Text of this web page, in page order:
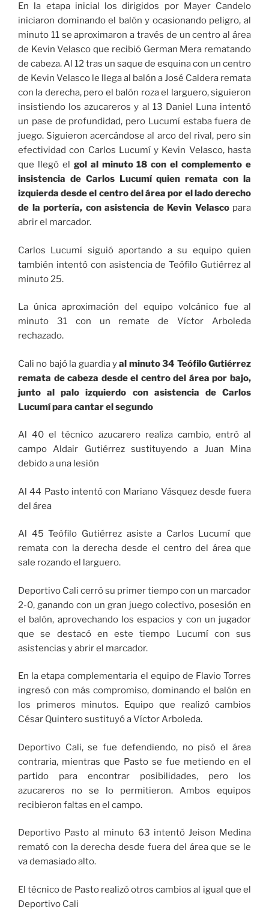
En la etapa inicial los dirigidos por Mayer Candelo
iniciaron dominando el balón y ocasionando peligro, al
minuto 11 se aproximaron a través de un centro al área
de Kevin Velasco que recibió German Mera rematando
de cabeza. Al 12 tras un saque de esquina con un centro
de Kevin Velasco le llega al balón a José Caldera remata
con la derecha, pero el balón roza el larguero, siguieron
insistiendo los azucareros y al 13 Daniel Luna intentó
un pase de profundidad, pero Lucumí estaba fuera de
juego. Siguieron acercándose al arco del rival, pero sin
efectividad con Carlos Lucumí y Kevin Velasco, hasta
que llegó el gol al minuto 18 con el complemento e
insistencia de Carlos Lucumí quien remata con la
izquierda desde el centro del área por el lado derecho
de la portería, con asistencia de Kevin Velascopara
abrir el marcador.
Carlos Lucumí siguió aportando a su equipo quien
también intentó con asistencia de Teófilo Gutiérrez al
minuto 25.
La única aproximación del equipo volcánico fue al
minuto 31 con un remate de Víctor Arboleda
rechazado.
Cali no bajó la guardia yal minuto 34 Teófilo Gutiérrez
remata de cabeza desde el centro del área por bajo,
junto al palo izquierdo con asistencia de Carlos
Lucumí para cantar el segundo
Al 40 el técnico azucarero realiza cambio, entró al
campo Aldair Gutiérrez sustituyendo a Juan Mina
debido a una lesión
Al 44 Pasto intentó con Mariano Vásquez desde fuera
del área
Al 45 Teófilo Gutiérrez asiste a Carlos Lucumí que
remata con la derecha desde el centro del área que
sale rozando el larguero.
Deportivo Cali cerró su primer tiempo con un marcador
2-0, ganando con un gran juego colectivo, posesión en
el balón, aprovechando los espacios y con un jugador
que se destacó en este tiempo Lucumí con sus
asistencias y abrir el marcador.
En la etapa complementaria el equipo de Flavio Torres
ingresó con más compromiso, dominando el balón en
los primeros minutos. Equipo que realizó cambios
César Quintero sustituyó a Víctor Arboleda.
Deportivo Cali, se fue defendiendo, no pisó el área
contraria, mientras que Pasto se fue metiendo en el
partido para encontrar posibilidades, pero los
azucareros no se lo permitieron. Ambos equipos
recibieron faltas en el campo.
Deportivo Pasto al minuto 63 intentó Jeison Medina
remató con la derecha desde fuera del área que se le
va demasiado alto.
El técnico de Pasto realizó otros cambios al igual que el
Deportivo Cali